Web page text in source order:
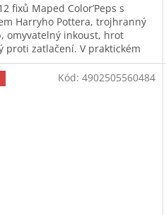
fixů Maped Color’Peps s
Harryho Pottera, trojhranný
omyvatelný inkoust, hrot
proti zatlačení. V praktickém
na zip.
Kód: 4902505560484